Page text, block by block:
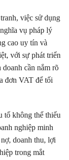
việc sử dụng
vụ pháp lý
cao uy tín và
với sự phát triển
cần nắm rõ
đơn VAT để tối
tố không thể thiếu
nghiệp minh
doanh thu, lợi
trong mắt